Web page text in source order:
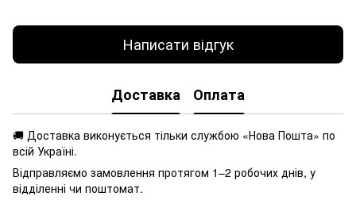
Написати відгук
Доставка Оплата
🚚 Доставка виконується тільки службою «Нова Пошта» по
всій Україні.
Відправляємо замовлення протягом 1–2 робочих днів, у
відділенні чи поштомат.